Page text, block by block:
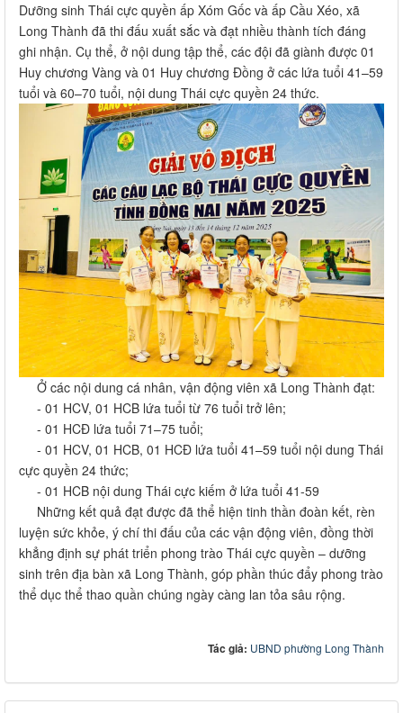
Dưỡng sinh Thái cực quyền ấp Xóm Gốc và ấp Cầu Xéo, xã
Long Thành đã thi đấu xuất sắc và đạt nhiều thành tích đáng
ghi nhận. Cụ thể, ở nội dung tập thể, các đội đã giành được 01
Huy chương Vàng và 01 Huy chương Đồng ở các lứa tuổi 41–59
tuổi và 60–70 tuổi, nội dung Thái cực quyền 24 thức.
Ở các nội dung cá nhân, vận động viên xã Long Thành đạt:
- 01 HCV, 01 HCB lứa tuổi từ 76 tuổi trở lên;
- 01 HCĐ lứa tuổi 71–75 tuổi;
- 01 HCV, 01 HCB, 01 HCĐ lứa tuổi 41–59 tuổi nội dung Thái
cực quyền 24 thức;
- 01 HCB nội dung Thái cực kiếm ở lứa tuổi 41-59
Những kết quả đạt được đã thể hiện tinh thần đoàn kết, rèn
luyện sức khỏe, ý chí thi đấu của các vận động viên, đồng thời
khẳng định sự phát triển phong trào Thái cực quyền – dưỡng
sinh trên địa bàn xã Long Thành, góp phần thúc đẩy phong trào
thể dục thể thao quần chúng ngày càng lan tỏa sâu rộng.
Tác giả: UBND phường Long Thành